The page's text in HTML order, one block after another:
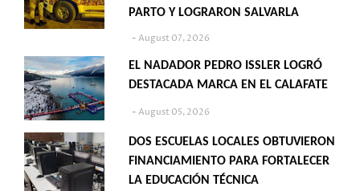
PARTO Y LOGRARON SALVARLA
August 07, 2026
EL NADADOR PEDRO ISSLER LOGRÓ
DESTACADA MARCA EN EL CALAFATE
August 05, 2026
DOS ESCUELAS LOCALES OBTUVIERON
FINANCIAMIENTO PARA FORTALECER
LA EDUCACIÓN TÉCNICA